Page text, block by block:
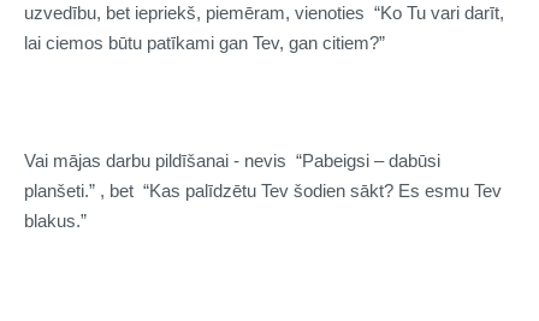
uzvedību, bet iepriekš, piemēram, vienoties “Ko Tu vari darīt,
lai ciemos būtu patīkami gan Tev, gan citiem?”
Vai mājas darbu pildīšanai - nevis “Pabeigsi – dabūsi
planšeti.” , bet “Kas palīdzētu Tev šodien sākt? Es esmu Tev
blakus.”